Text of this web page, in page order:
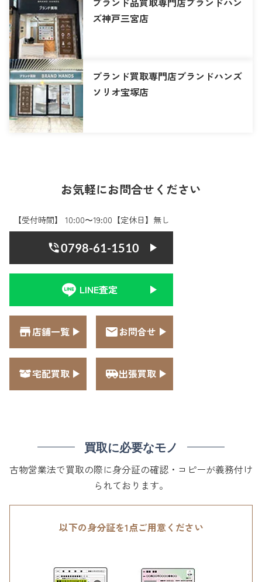
ズ神戸三宮店
ブランド買取専門店ブランドハンズ
ソリオ宝塚店
お気軽にお問合せください
【受付時間】 10:00〜19:00【定休日】無し
0798-61-1510
LINE査定
店舗一覧 お問合せ
宅配買取 出張買取
買取に必要なモノ
古物営業法で買取の際に身分証の確認・コピーが義務付け
られております。
以下の身分証を1点ご用意ください